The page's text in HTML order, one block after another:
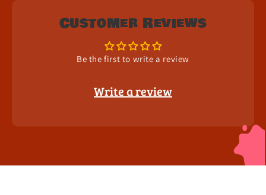
Customer Reviews
Be the first to write a review
Write a review